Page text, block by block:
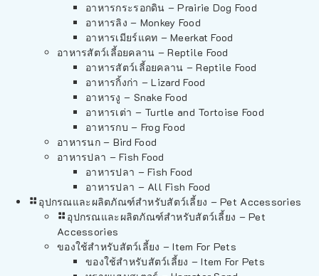
อาหารกระรอกดิน – Prairie Dog Food
อาหารลิง – Monkey Food
อาหารเมียร์แคท – Meerkat Food
อาหารสัตว์เลี้อยคลาน – Reptile Food
อาหารสัตว์เลี้อยคลาน – Reptile Food
อาหารกิ้งก่า – Lizard Food
อาหารงู – Snake Food
อาหารเต่า – Turtle and Tortoise Food
อาหารกบ – Frog Food
อาหารนก – Bird Food
อาหารปลา – Fish Food
อาหารปลา – Fish Food
อาหารปลา – All Fish Food
อุปกรณและผลิตภัณฑ์สำหรับสัตว์เลี้ยง – Pet Accessories
อุปกรณและผลิตภัณฑ์สำหรับสัตว์เลี้ยง – Pet
Accessories
ของใช้สำหรับสัตว์เลี้ยง – Item For Pets
ของใช้สำหรับสัตว์เลี้ยง – Item For Pets